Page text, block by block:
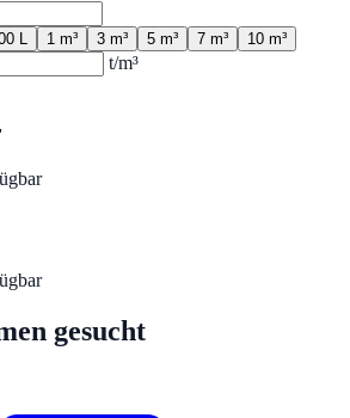
L 1 m³ 3 m³ 5 m³ 7 m³ 10 m³
t/m³
gesucht